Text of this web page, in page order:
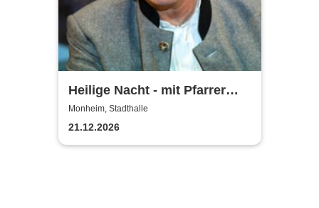
Heilige Nacht - mit Pfarrer
Rainer Maria Schießler
Monheim, Stadthalle
21.12.2026